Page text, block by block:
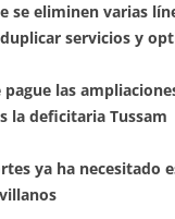
se eliminen varias
servicios y
las
la deficitaria Tussam
ya ha necesitado